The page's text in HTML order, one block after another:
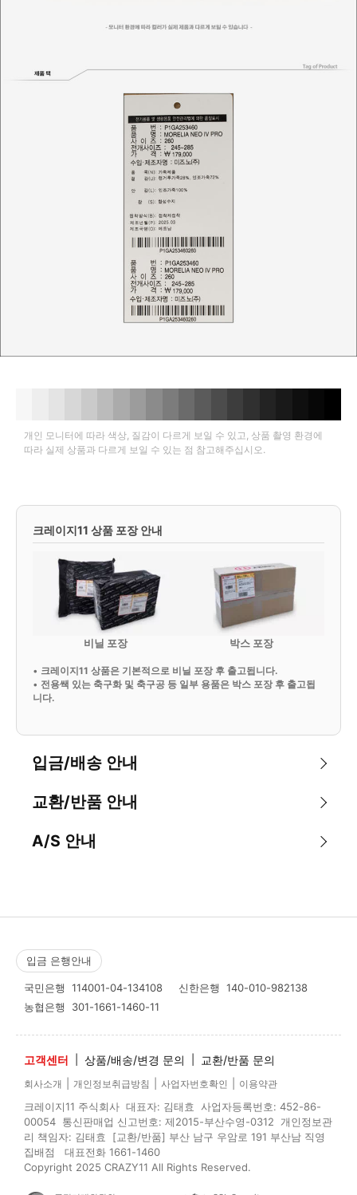
개인 모니터에 따라 색상, 질감이 다르게 보일 수 있고, 상품 촬영 환경에
따라 실제 상품과 다르게 보일 수 있는 점 참고해주십시오.
크레이지11 상품 포장 안내
비닐 포장 박스 포장
• 크레이지11 상품은 기본적으로 비닐 포장 후 출고됩니다.
• 전용쌕 있는 축구화 및 축구공 등 일부 용품은 박스 포장 후 출고됩
니다.
입금/배송 안내
교환/반품 안내
A/S 안내
입금 은행안내
국민은행 114001-04-134108 신한은행 140-010-982138
농협은행 301-1661-1460-11
고객센터 상품/배송/변경 문의 교환/반품 문의
회사소개 개인정보취급방침 사업자번호확인 이용약관
크레이지11 주식회사 대표자: 김태효 사업자등록번호: 452-86-
00054 통신판매업 신고번호: 제2015-부산수영-0312 개인정보관
리 책임자: 김태효 [교환/반품] 부산 남구 우암로 191 부산남 직영
집배점 대표전화 1661-1460
Copyright 2025 CRAZY11 All Rights Reserved.